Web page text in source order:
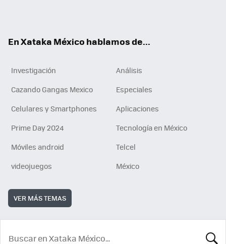
En Xataka México hablamos de...
Investigación
Análisis
Cazando Gangas Mexico
Especiales
Celulares y Smartphones
Aplicaciones
Prime Day 2024
Tecnología en México
Móviles android
Telcel
videojuegos
México
VER MÁS TEMAS